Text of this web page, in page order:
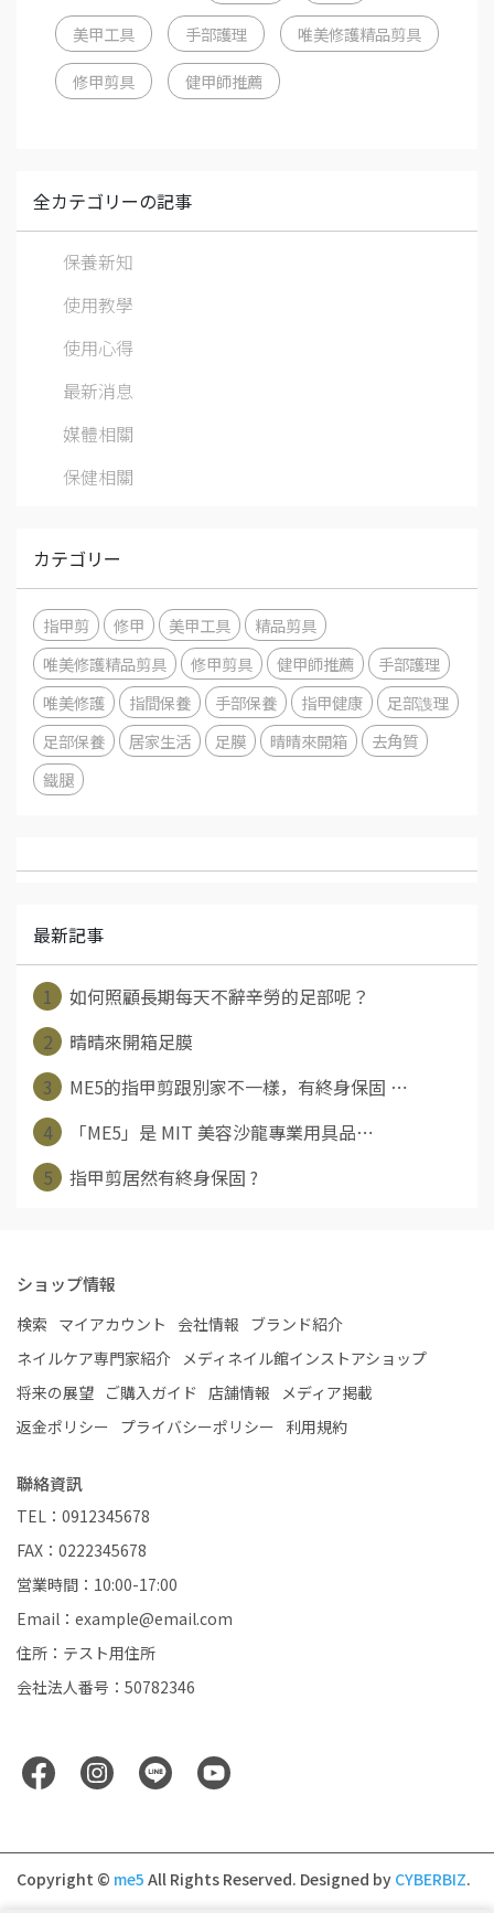
美甲工具 手部護理 唯美修護精品剪具
修甲剪具 健甲師推薦
全カテゴリーの記事
保養新知
使用教學
使用心得
最新消息
媒體相關
保健相關
カテゴリー
指甲剪 修甲 美甲工具
精品剪具
唯美修護精品剪具
修甲剪具 健甲師推薦
手部護理
唯美修護
指間保養 手部保養 指甲健康
足部謢理
足部保養
居家生活 足膜 晴晴來開箱
去角質
鐵腿
最新記事
1
如何照顧長期每天不辭辛勞的足部呢？
2
晴晴來開箱足膜
3
ME5的指甲剪跟別家不一樣，有終身保固 ⋯
4
「ME5」是 MIT 美容沙龍專業用具品⋯
5
指甲剪居然有終身保固 ?
ショップ情報
検索 マイアカウント 会社情報 ブランド紹介
ネイルケア専門家紹介 メディネイル館インストアショップ
将来の展望 ご購入ガイド 店舗情報
メディア掲載
返金ポリシー プライバシーポリシー 利用規約
聯絡資訊
TEL：0912345678
FAX：0222345678
営業時間：10:00-17:00
Email：example@email.com
住所：テスト用住所
会社法人番号：50782346
Copyright © me5 All Rights Reserved. Designed by CYBERBIZ.